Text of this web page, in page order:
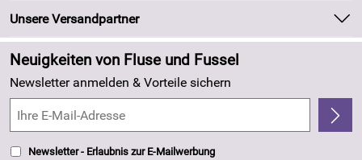
Newsletter
Zahlung und Versand
Kundenlogin
Neu
Angebote
Made in Germany
4,8/5*****
Unsere Versandpartner
Neuigkeiten von Fluse und Fussel
Newsletter anmelden & Vorteile sichern
Newsletter - Erlaubnis zur E-Mailwerbung